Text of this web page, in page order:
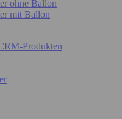
ohne Ballon
mit Ballon
Produkten